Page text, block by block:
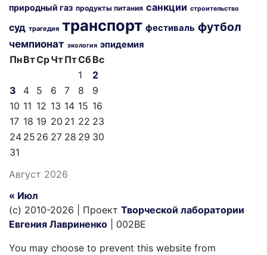
природный газ продукты питания санкции строительство
суд трагедия транспорт фестиваль футбол
чемпионат экология эпидемия
Август 2026
ПнВтСрЧтПтСбВс
1
2
3
4 5 6 7 8
9
10 11 12 13 14 15 16
17 18 19 20 21 22 23
24 25 26 27 28 29 30
31
« Июл
(c) 2010-2026 | Проект Творческой лаборатории
Евгения Лавриненко | 002BE
You may choose to prevent this website from